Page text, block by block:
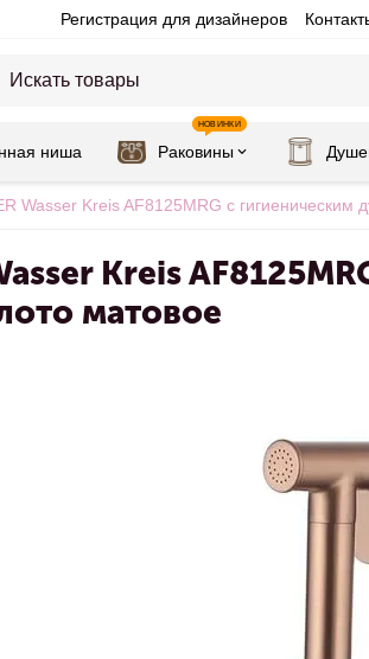
Регистрация для дизайнеров
ниша Раковины
НОВИНКИ
Wasser Kreis AF8125MRG с гигиеническим
Kreis
матовое